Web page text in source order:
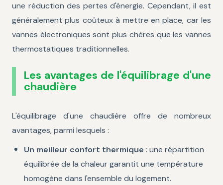
une réduction des pertes d'énergie. Cependant, il est
généralement plus coûteux à mettre en place, car les
vannes électroniques sont plus chères que les vannes
thermostatiques traditionnelles.
Les avantages de l'équilibrage d'une
chaudière
L'équilibrage d'une chaudière offre de nombreux
avantages, parmi lesquels :
Un meilleur confort thermique : une répartition
équilibrée de la chaleur garantit une température
homogène dans l'ensemble du logement.